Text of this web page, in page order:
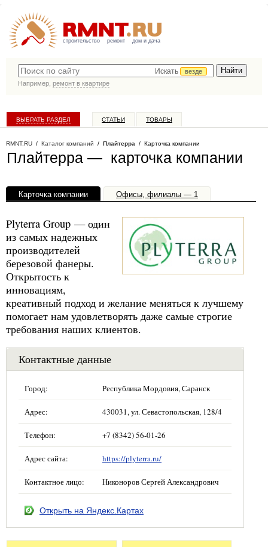
строительство ремонт дом и дача
Искать
везде
Например, ремонт в квартире
ВЫБРАТЬ РАЗДЕЛ СТАТЬИ ТОВАРЫ
RMNT.RU / Каталог компаний / Плайтерра / Карточка компании
Плайтерра — карточка компании
Карточка компании Офисы, филиалы — 1
Plyterra Group — один
из самых надежных
производителей
березовой фанеры.
Открытость к
инновациям,
креативный подход и желание меняться к лучшему
помогает нам удовлетворять даже самые строгие
требования наших клиентов.
Контактные данные
Город: Республика Мордовия, Саранск
Адрес: 430031, ул. Севастопольская, 128/4
Телефон: +7 (8342) 56-01-26
Адрес сайта: https://plyterra.ru/
Контактное лицо: Никоноров Сергей Александрович
Открыть на Яндекс.Картах